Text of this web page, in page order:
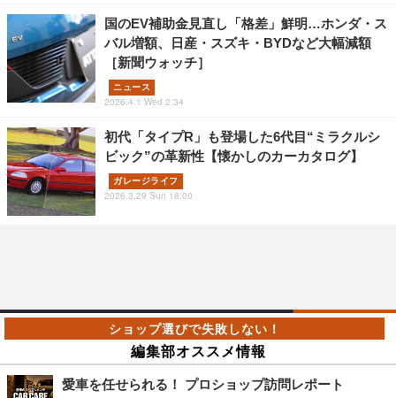
国のEV補助金見直し「格差」鮮明…ホンダ・ス
バル増額、日産・スズキ・BYDなど大幅減額
［新聞ウォッチ］
ニュース
2026.4.1 Wed 2:34
初代「タイプR」も登場した6代目“ミラクルシ
ビック”の革新性【懐かしのカーカタログ】
ガレージライフ
2026.3.29 Sun 18:00
編集部オススメ情報
愛車を任せられる！ プロショップ訪問レポート